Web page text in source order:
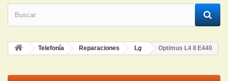
Telefonía Reparaciones Lg Optimus L4 II E440